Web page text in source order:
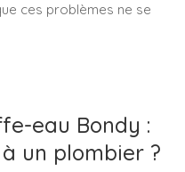
ces problèmes ne se
eau Bondy :
un plombier ?